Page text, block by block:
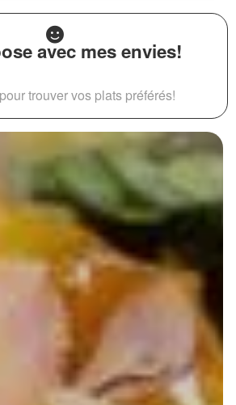
avec mes envies!
trouver vos plats préférés!